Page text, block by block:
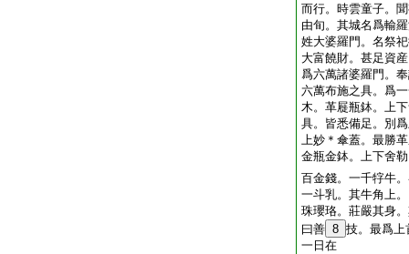
而行。時雲童子。
由旬。其城名爲輸
姓大婆羅門。名祭
大富饒財。甚足資
爲六萬諸婆羅門。
六萬布施之具。爲
木。革屣瓶鉢。上
具。皆悉備足。別
上妙＊傘蓋。最勝
金瓶金鉢。上下舍
百金錢。一千牸牛
一斗乳。其牛角上
珠瓔珞。莊嚴其身
曰善 8 技。最爲上
一日在